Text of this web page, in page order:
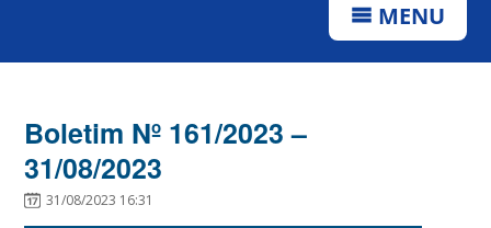
MENU
Boletim Nº 161/2023 –
31/08/2023
31/08/2023 16:31